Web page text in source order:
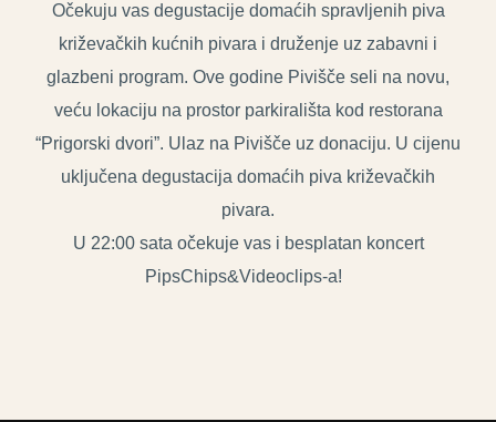
Očekuju vas degustacije domaćih spravljenih piva
križevačkih kućnih pivara i druženje uz zabavni i
glazbeni program. Ove godine Pivišče seli na novu,
veću lokaciju na prostor parkirališta kod restorana
“Prigorski dvori”. Ulaz na Pivišče uz donaciju. U cijenu
uključena degustacija domaćih piva križevačkih
pivara.
U 22:00 sata očekuje vas i besplatan koncert
PipsChips&Videoclips-a!